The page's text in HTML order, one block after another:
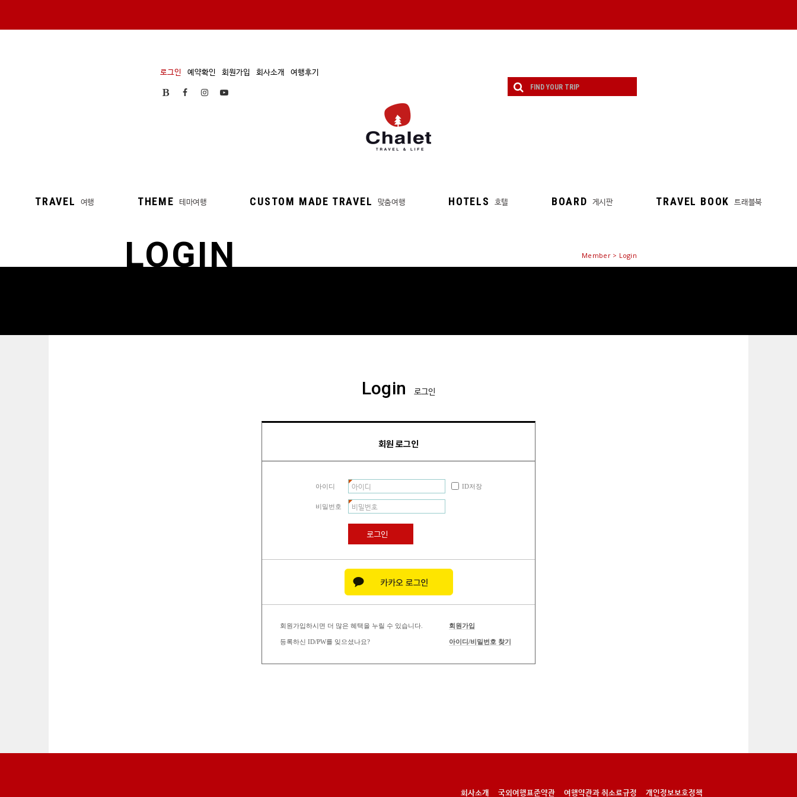
로그인 예약확인 회원가입 회사소개 여행후기
TRAVEL 여행 THEME 테마여행 CUSTOM MADE TRAVEL 맞춤여행 HOTELS 호텔 BOARD 게시판 TRAVEL BOOK 트래블북
LOGIN Member > Login
Login 로그인
회원 로그인
아이디 ID저장
비밀번호
로그인
회원가입하시면 더 많은 혜택을 누릴 수 있습니다. 회원가입
등록하신 ID/PW를 잊으셨나요? 아이디/비밀번호 찾기
회사소개 국외여행표준약관 여행약관과 취소료규정 개인정보보호정책